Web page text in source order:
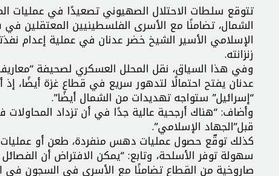
تتوقع سلطات الاحتلال الصهيوني تصعيدًا في عمليات
الشمال، تضامنًا مع الأسرى الفلسطينيين المعتقلين
الإسلامي الأسير الشيخ خضر عدنان في عملية إعدام
زنزانته.
وفي هذا السياق، نقل المحلل العسكري لصحيفة
عدنان يفتح احتمالًا لتدهور سريع في قطاع غزة أيضًا،
“إسرائيل” ستواجه تهديدات من الشمال أيضًا”.
وأضاف: “هناك أرجحية عالية جدًا في أن تزداد المحاولات
قبل”الجهاد الإسلامي”.
كذلك توقّع حصول عمليات دهس منفردة، طعن أو عمليات
سهولة توفر الأسلحة، وتابع: “يمكن الافتراض أن
صاروخية من القطاع تضامنًا مع الأسرى في السجون في